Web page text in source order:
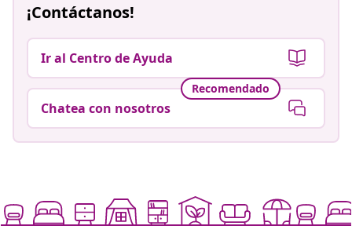
¡Contáctanos!
Ir al Centro de Ayuda
Recomendado
Chatea con nosotros